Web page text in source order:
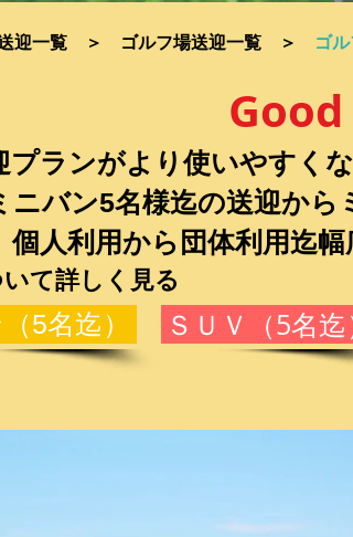
迎一覧 ＞ ゴルフ場送迎一覧 ＞ ゴ
Good
プランがより使いやすく
ニバン5名様迄の送迎か
利用から団体利用迄幅
て詳しく見る
5名迄） ＳＵＶ（5名迄